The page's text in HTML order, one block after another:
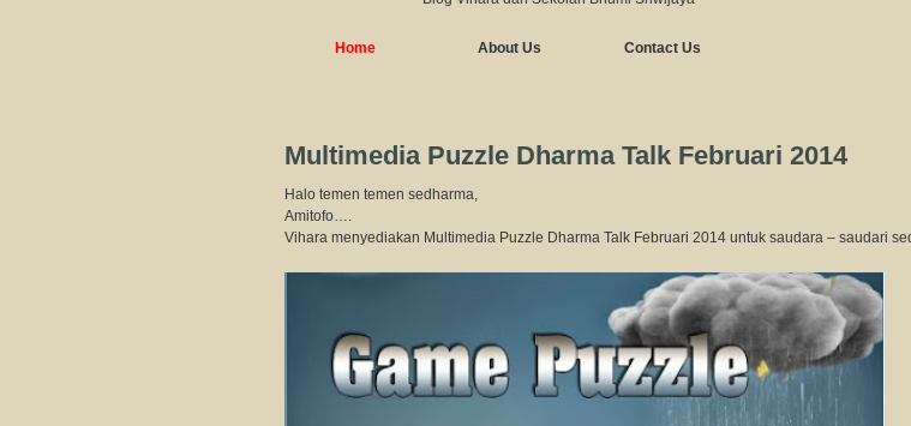
Home About Us Contact Us
Multimedia Puzzle Dharma Talk Februari 2014
Halo temen temen sedharma,
Amitofo….
Vihara menyediakan Multimedia Puzzle Dharma Talk Februari 2014 untuk saudara – saudari